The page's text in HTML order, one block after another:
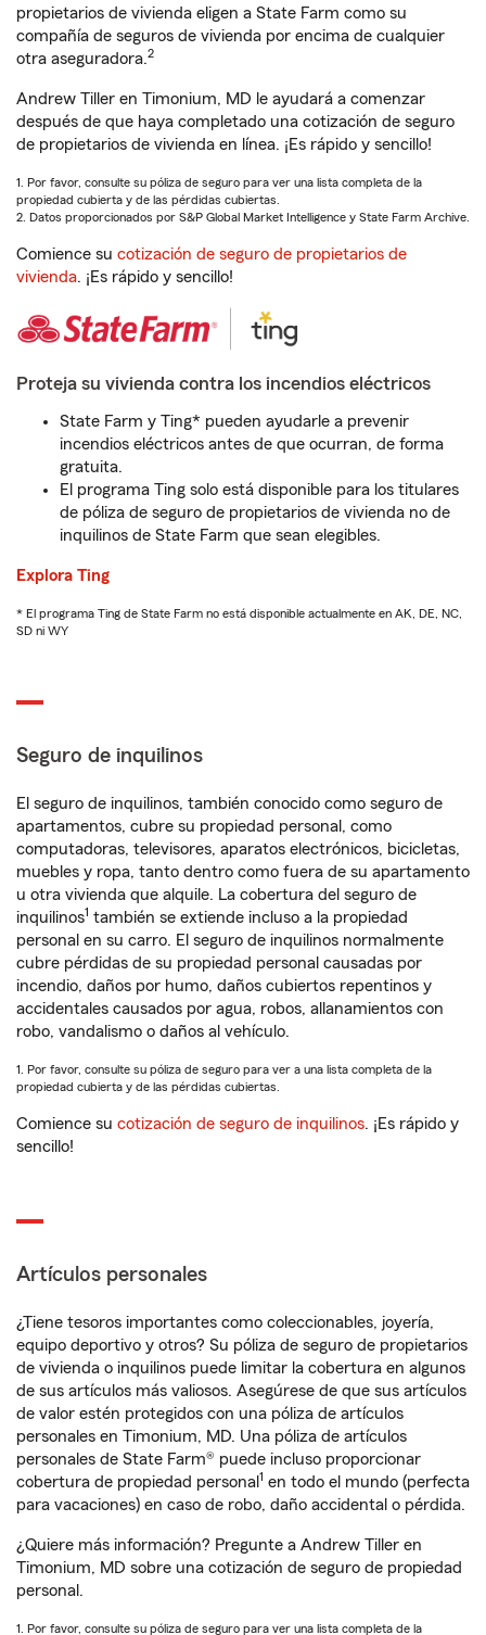
propietarios de vivienda eligen a State Farm como su
compañía de seguros de vivienda por encima de cualquier
otra aseguradora.2
Andrew Tiller en Timonium, MD le ayudará a comenzar
después de que haya completado una cotización de seguro
de propietarios de vivienda en línea. ¡Es rápido y sencillo!
1. Por favor, consulte su póliza de seguro para ver una lista completa de la
propiedad cubierta y de las pérdidas cubiertas.
2. Datos proporcionados por S&P Global Market Intelligence y State Farm Archive.
Comience su cotización de seguro de propietarios de
vivienda. ¡Es rápido y sencillo!
Proteja su vivienda contra los incendios eléctricos
State Farm y Ting* pueden ayudarle a prevenir
incendios eléctricos antes de que ocurran, de forma
gratuita.
El programa Ting solo está disponible para los titulares
de póliza de seguro de propietarios de vivienda no de
inquilinos de State Farm que sean elegibles.
Explora Ting
* El programa Ting de State Farm no está disponible actualmente en AK, DE, NC,
SD ni WY
Seguro de inquilinos
El seguro de inquilinos, también conocido como seguro de
apartamentos, cubre su propiedad personal, como
computadoras, televisores, aparatos electrónicos, bicicletas,
muebles y ropa, tanto dentro como fuera de su apartamento
u otra vivienda que alquile. La cobertura del seguro de
inquilinos1 también se extiende incluso a la propiedad
personal en su carro. El seguro de inquilinos normalmente
cubre pérdidas de su propiedad personal causadas por
incendio, daños por humo, daños cubiertos repentinos y
accidentales causados por agua, robos, allanamientos con
robo, vandalismo o daños al vehículo.
1. Por favor, consulte su póliza de seguro para ver a una lista completa de la
propiedad cubierta y de las pérdidas cubiertas.
Comience su cotización de seguro de inquilinos. ¡Es rápido y
sencillo!
Artículos personales
¿Tiene tesoros importantes como coleccionables, joyería,
equipo deportivo y otros? Su póliza de seguro de propietarios
de vivienda o inquilinos puede limitar la cobertura en algunos
de sus artículos más valiosos. Asegúrese de que sus artículos
de valor estén protegidos con una póliza de artículos
personales en Timonium, MD. Una póliza de artículos
personales de State Farm® puede incluso proporcionar
cobertura de propiedad personal 1 en todo el mundo (perfecta
para vacaciones) en caso de robo, daño accidental o pérdida.
¿Quiere más información? Pregunte a Andrew Tiller en
Timonium, MD sobre una cotización de seguro de propiedad
personal.
1. Por favor, consulte su póliza de seguro para ver una lista completa de la